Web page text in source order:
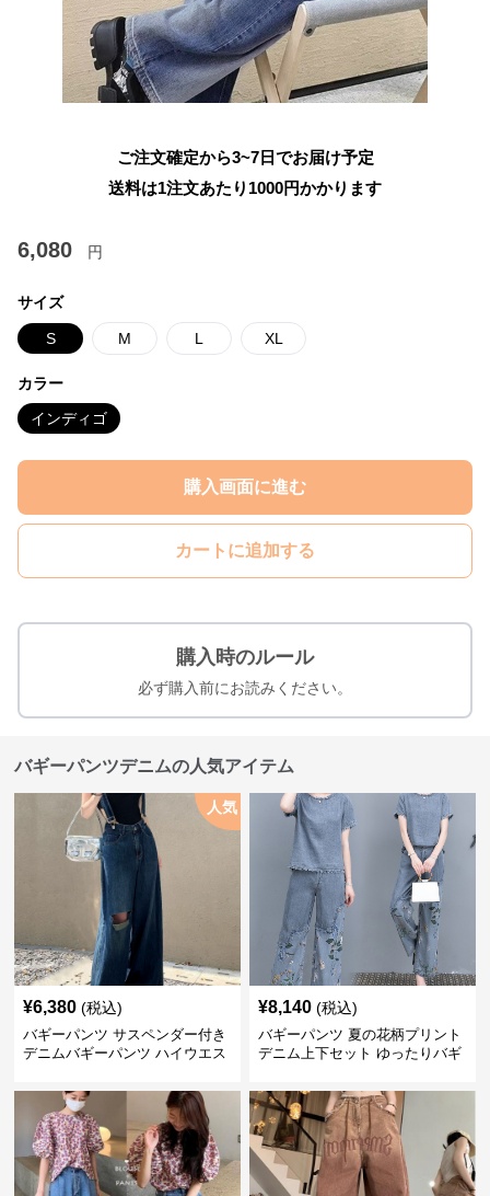
ご注文確定から3~7日でお届け予定
送料は1注文あたり 1000円かかります
6,080 円
サイズ
S M L XL
カラー
インディゴ
購入画面に進む
カートに追加する
購入時のルール
必ず購入前にお読みください。
バギーパンツデニムの人気アイテム
人気
¥6,380 (税込)
バギーパンツ サスペンダー付き
デニムバギーパンツ ハイウエス
¥8,140 (税込)
バギーパンツ 夏の花柄プリント
デニム上下セット ゆったりバギ